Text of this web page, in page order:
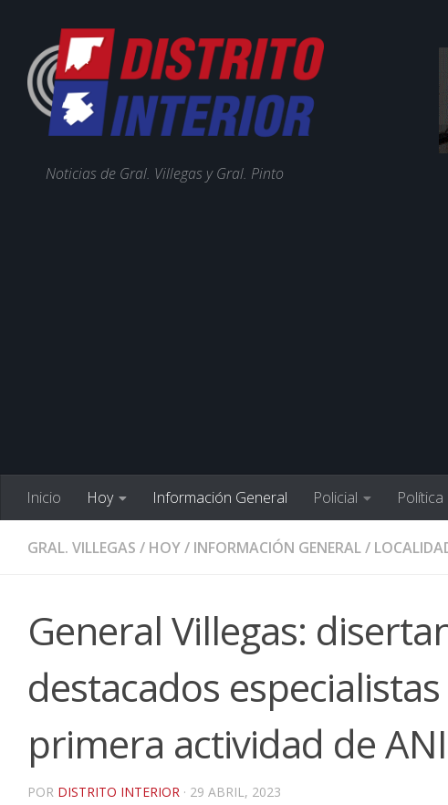
Noticias de Gral. Villegas y Gral. Pinto
Inicio Hoy Información General Policial Política
GRAL. VILLEGAS / HOY/ INFORMACIÓN GENERAL/
General Villegas:
destacados
primera actividad de
POR DISTRITO INTERIOR · 29 ABRIL, 2023